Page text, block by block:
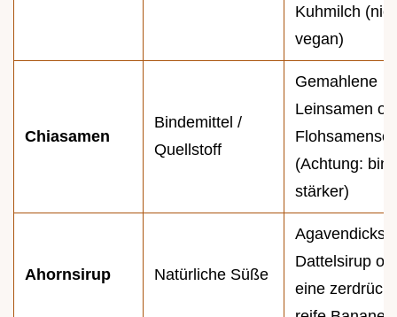
Kuhmilch
vegan)
Chiasamen
Bindemittel /
Quellstoff
Gemahlene
Leinsamen
(Achtung:
stärker)
Ahornsirup Natürliche Süße
Dattelsirup
eine